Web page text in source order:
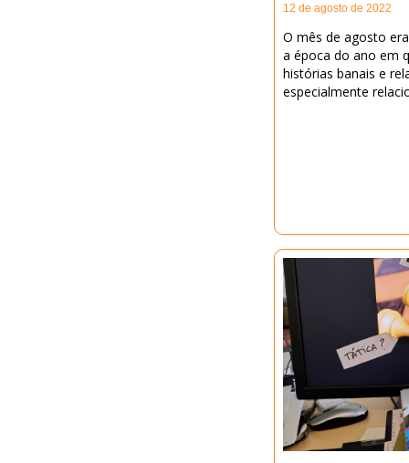
12 de agosto de 2022
O mês de agosto
a época do ano em
histórias banais e
especialmente